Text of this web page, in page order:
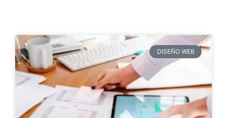
DISEÑO WEB